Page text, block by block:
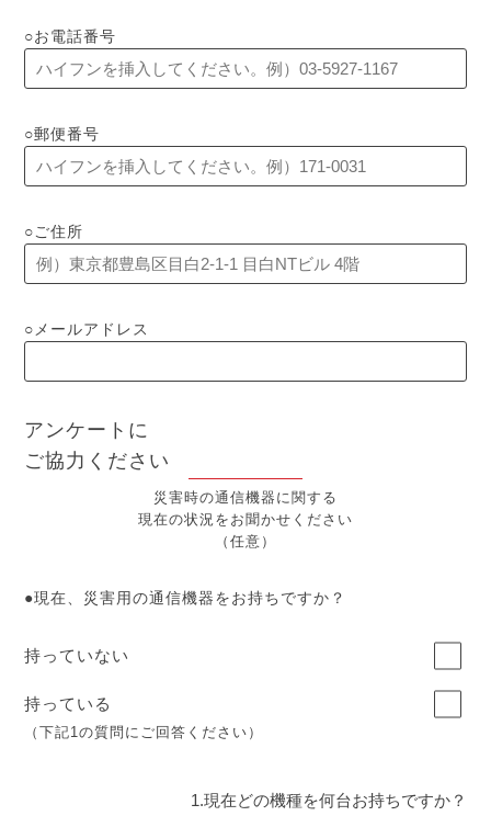
お電話番号
郵便番号
ご住所
メールアドレス
アンケートに
ご協力ください
災害時の通信機器に関する
現在の状況をお聞かせください
（任意）
現在、災害用の通信機器をお持ちですか？
持っていない
持っている
（下記1の質問にご回答ください）
1.現在どの機種を何台お持ちですか？